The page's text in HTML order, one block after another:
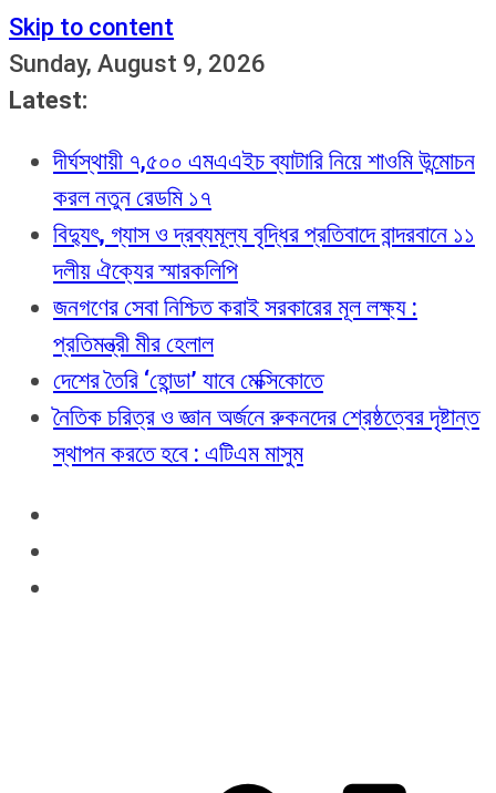
Skip to content
Sunday, August 9, 2026
Latest:
দীর্ঘস্থায়ী ৭,৫০০ এমএএইচ ব্যাটারি নিয়ে শাওমি উন্মোচন
করল নতুন রেডমি ১৭
বিদ্যুৎ, গ্যাস ও দ্রব্যমূল্য বৃদ্ধির প্রতিবাদে বান্দরবানে ১১
দলীয় ঐক্যের স্মারকলিপি
জনগণের সেবা নিশ্চিত করাই সরকারের মূল লক্ষ্য :
প্রতিমন্ত্রী মীর হেলাল
দেশের তৈরি ‘হোন্ডা’ যাবে মেক্সিকোতে
নৈতিক চরিত্র ও জ্ঞান অর্জনে রুকনদের শ্রেষ্ঠত্বের দৃষ্টান্ত
স্থাপন করতে হবে : এটিএম মাসুম